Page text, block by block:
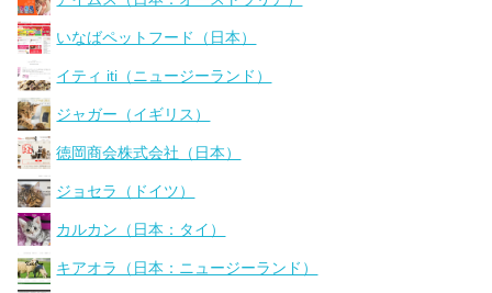
いなばペットフード（日本）
イティ iti（ニュージーランド）
ジャガー（イギリス）
徳岡商会株式会社（日本）
ジョセラ（ドイツ）
カルカン（日本：タイ）
キアオラ（日本：ニュージーランド）